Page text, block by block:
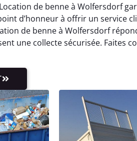
de benne à Wolfersdorf
d’honneur à offrir un service
de benne à Wolfersdorf
une collecte sécurisée. Faites